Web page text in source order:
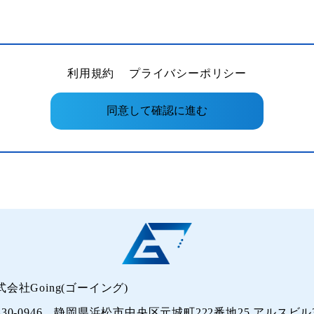
利用規約 プライバシーポリシー
会社Going(ゴーイング)